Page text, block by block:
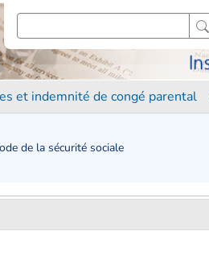
et indemnité de congé parental
de la sécurité sociale